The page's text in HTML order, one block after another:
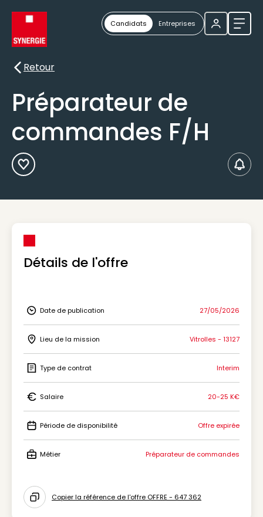
Candidats Entreprises
Retour
Retour
Préparateur de
commandes F/H
Ajouter aux Favoris
Détails de l'offre
Icon Date de publication
Date de publication 27/05/2026
Icon Lieu de la mission
Lieu de la mission Vitrolles - 13127
Icon Type de contrat
Type de contrat Interim
Icon Salaire
Salaire 20-25 K€
Icon Période de disponibilité
Période de disponibilité Offre expirée
Métier Préparateur de commandes
Icon copy to clipboard
Copier la référence de l'offre OFFRE - 647 362